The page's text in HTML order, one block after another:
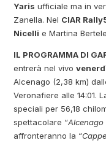
Yaris ufficiale ma in
Zanella. Nel CIAR
Nicelli e Martina
IL PROGRAMMA DI
entrerà nel vivo
Alcenago (2,38 km)
Veronafiere alle 14:01.
speciali per 56,18
spettacolare “Alcenago
affronteranno la “